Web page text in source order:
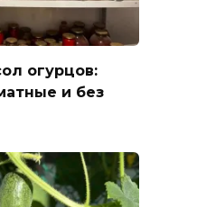
огурцов:
и без